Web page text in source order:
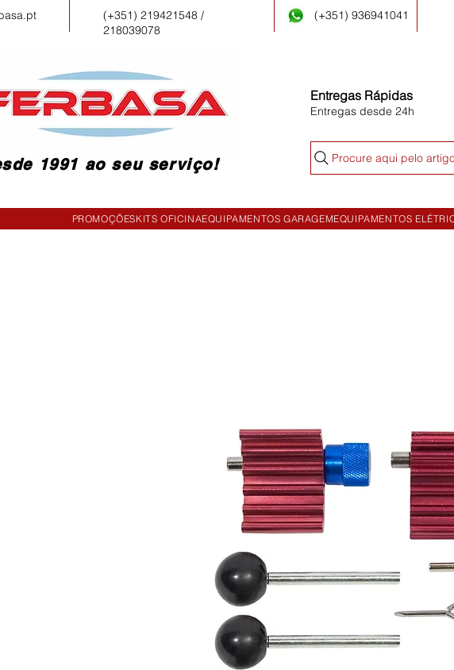
(+351) 219421548 /
218039078
(+351) 936941041
1991 ao seu serviço!
Entregas Rápidas
Entregas desde 24h
Procure aqui pelo
PROMOÇÕESKITS OFICINAEQUIPAMENTOS GARAGEMEQUIPAMENTOS